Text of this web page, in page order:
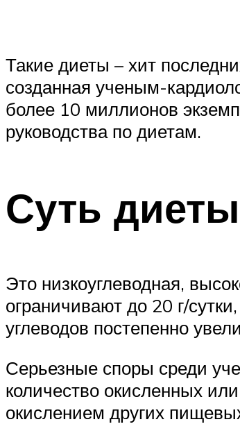
Такие диеты – хит
созданная ученым-
более 10 миллионов
руководства по диетам.
Суть
Это низкоуглеводная,
ограничивают до 20 г/
углеводов постепенно
Серьезные споры среди
количество окисленных
окислением других